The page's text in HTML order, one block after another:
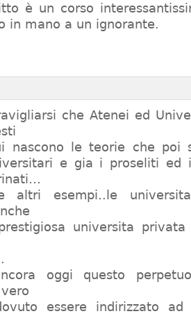
è un corso
in mano a un ignorante.
che Atenei ed
nascono le teorie che poi
e gia i proseliti ed
altri esempi..le
universita
oggi questo
essere indirizzato